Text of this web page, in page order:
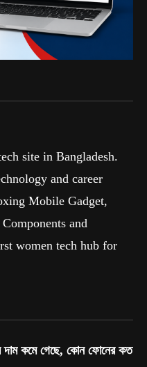
site in Bangladesh.
and career
Mobile Gadget,
and
women tech hub for
দাম কমে গেছে, কোন ফোনের কত